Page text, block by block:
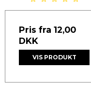
Pris fra 12,00
DKK
VIS PRODUKT